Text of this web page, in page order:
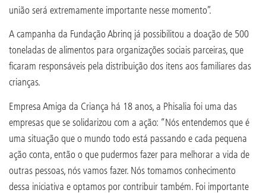
união será extremamente importante nesse momento”.
A campanha da Fundação Abrinq já possibilitou a doação de 500
toneladas de alimentos para organizações sociais parceiras, que
ficaram responsáveis pela distribuição dos itens aos familiares das
crianças.
Empresa Amiga da Criança há 18 anos, a Phisalia foi uma das
empresas que se solidarizou com a ação: “Nós entendemos que é
uma situação que o mundo todo está passando e cada pequena
ação conta, então o que pudermos fazer para melhorar a vida de
outras pessoas, nós vamos fazer. Nós tomamos conhecimento
dessa iniciativa e optamos por contribuir também. Foi importante